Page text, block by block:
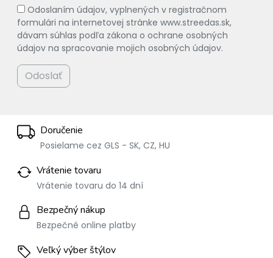
Odoslaním údajov, vyplnených v registračnom
formulári na internetovej stránke www.streedas.sk,
dávam súhlas podľa zákona o ochrane osobných
údajov na spracovanie mojich osobných údajov.
Odoslať
Doručenie
Posielame cez GLS - SK, CZ, HU
Vrátenie tovaru
Vrátenie tovaru do 14 dní
Bezpečný nákup
Bezpečné online platby
Veľký výber štýlov